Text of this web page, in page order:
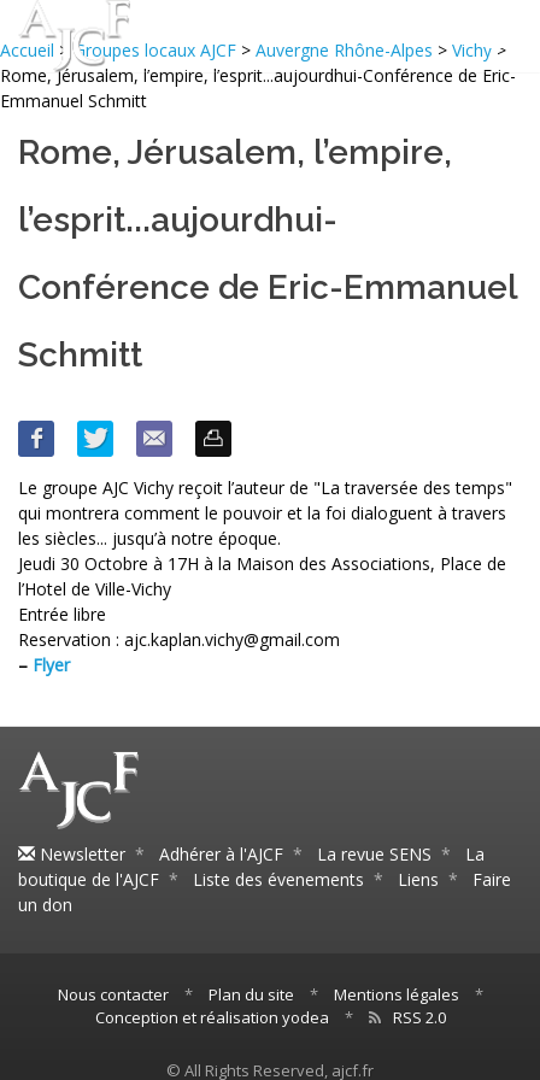
Accueil >Groupes locaux AJCF > Auvergne Rhône-Alpes > Vichy >
Rome, Jérusalem, l’empire, l’esprit...aujourdhui-Conférence de Eric-
Emmanuel Schmitt
Rome, Jérusalem, l’empire,
l’esprit...aujourdhui-
Conférence de Eric-Emmanuel
Schmitt
Le groupe AJC Vichy reçoit l’auteur de "La traversée des temps"
qui montrera comment le pouvoir et la foi dialoguent à travers
les siècles... jusqu’à notre époque.
Jeudi 30 Octobre à 17H à la Maison des Associations, Place de
l’Hotel de Ville-Vichy
Entrée libre
Reservation : ajc.kaplan.vichy@gmail.com
– Flyer
Newsletter * Adhérer à l'AJCF * La revue SENS * La
boutique de l'AJCF * Liste des évenements * Liens * Faire
un don
Nous contacter * Plan du site * Mentions légales
*
Conception et réalisation yodea
* RSS 2.0
© All Rights Reserved, ajcf.fr